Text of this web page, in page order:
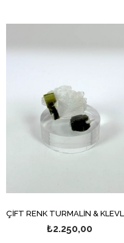
₺2.250,00